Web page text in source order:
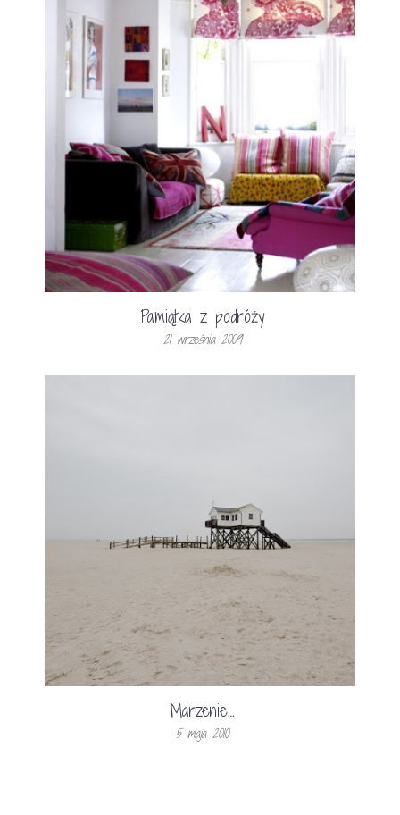
Pamiątka z podróży
21 września 2009
Marzenie…
5 maja 2010